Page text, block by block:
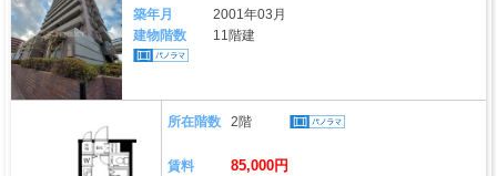
築年月
2001年03月
建物階数
11階建
所在階数 2階
賃料 85,000円